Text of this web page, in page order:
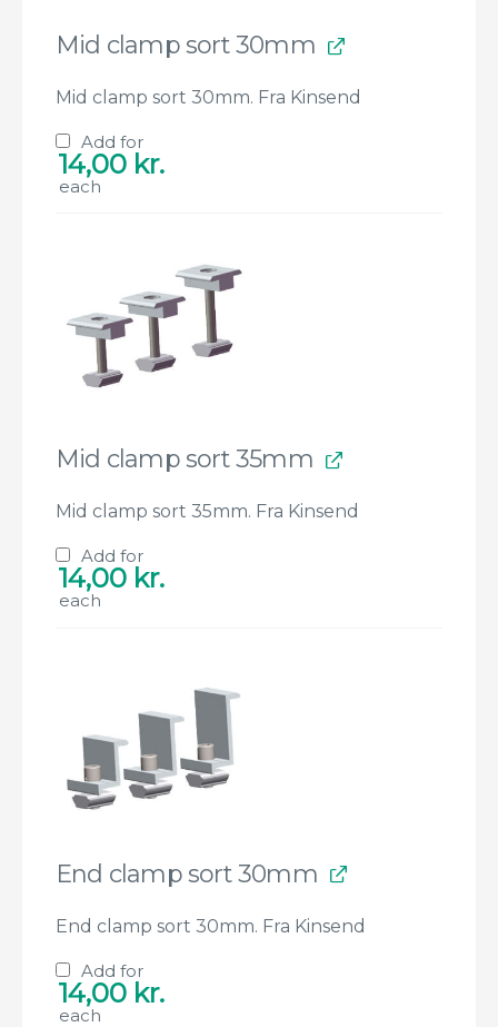
Mid clamp sort 30mm
Mid clamp sort 30mm. Fra Kinsend
Add for
14,00 kr.
each
Mid clamp sort 35mm
Mid clamp sort 35mm. Fra Kinsend
Add for
14,00 kr.
each
End clamp sort 30mm
End clamp sort 30mm. Fra Kinsend
Add for
14,00 kr.
each